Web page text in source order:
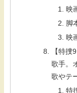
映
脚
映
【特
歌手。
歌やテ
特